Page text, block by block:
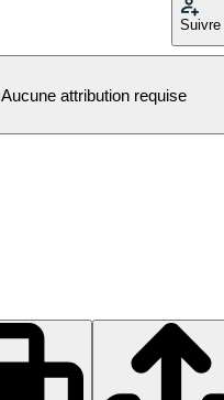
Suivre
Aucune attribution requise